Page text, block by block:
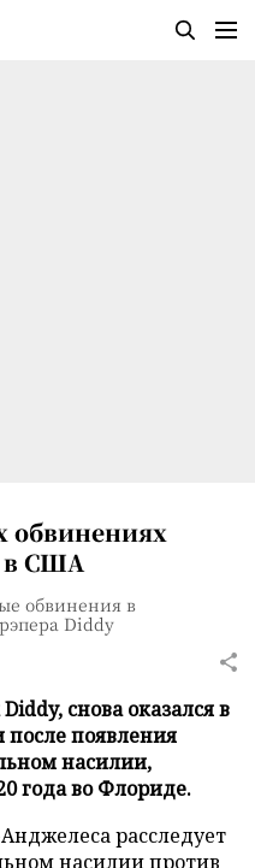
обвинениях
в США
обвинения в
Diddy
снова оказался в
появления
насилии,
года во Флориде.
расследует
насилии против